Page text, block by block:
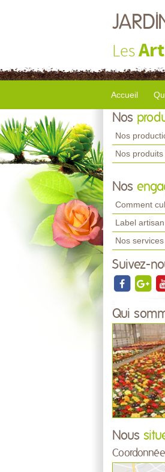
Les
Accueil
Nos
Nos
Nos produits
Nos
Comment
Label
Nos
Suivez-
Qui
Nous